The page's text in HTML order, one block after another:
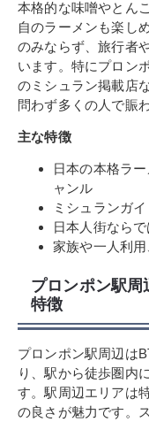
本格的な味噌やとん
自のラーメンも楽し
のみならず、旅行者
います。特にプロン
のミシュラン掲載店
問わず多くの人で賑
主な特徴
日本の本格ラ
ャンル
ミシュランガ
日本人街なら
家族や一人利
プロンポン駅
特徴
プロンポン駅周辺は
り、駅から徒歩圏内
す。駅周辺エリアは
の良さが魅力です。